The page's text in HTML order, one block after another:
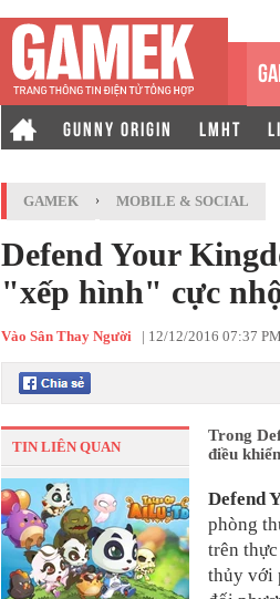
GUNNY ORIGIN LMHT
GAMEK › MOBILE & SOCIAL
Defend Your
"xếp hình" cực
Vào Sân Thay Người | 12/12/2016 07:37 PM
TIN LIÊN QUAN
Trong
điều
Defend
phòng
trên
thủy với